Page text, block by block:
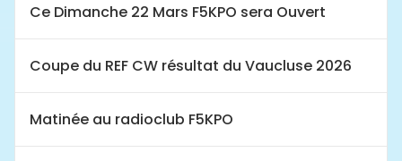
Ce Dimanche 22 Mars F5KPO sera Ouvert
Coupe du REF CW résultat du Vaucluse 2026
Matinée au radioclub F5KPO